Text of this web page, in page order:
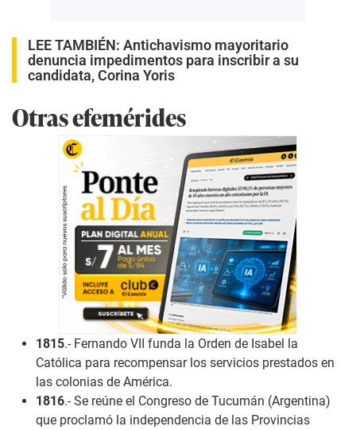
LEE TAMBIÉN: Antichavismo mayoritario
denuncia impedimentos para inscribir a su
candidata, Corina Yoris
Otras efemérides
1815.- Fernando VII funda la Orden de Isabel la
Católica para recompensar los servicios prestados en
las colonias de América.
1816.- Se reúne el Congreso de Tucumán (Argentina)
que proclamó la independencia de las Provincias